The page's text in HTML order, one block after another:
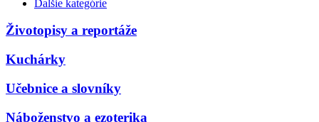
Ďalšie kategórie
Životopisy a reportáže
Kuchárky
Učebnice a slovníky
Náboženstvo a ezoterika